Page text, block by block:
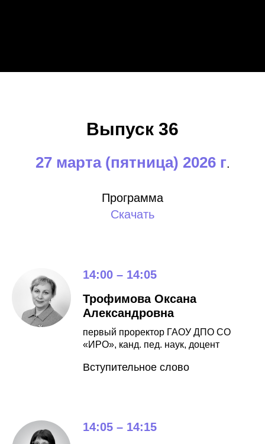
Выпуск 36
27 марта (пятница) 2026 г.
Программа
Скачать
14:00 – 14:05
Трофимова Оксана
Александровна
первый проректор ГАОУ ДПО СО
«ИРО», канд. пед. наук, доцент
Вступительное слово
14:05 – 14:15